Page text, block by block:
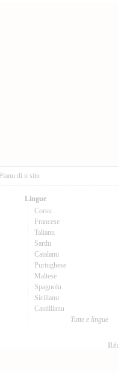
Pianu di u situ
Lingue
Corsu
Francese
Talianu
Sardu
Catalanu
Purtughese
Maltese
Spagnolu
Sicilianu
Castillianu
Tutte e lingue